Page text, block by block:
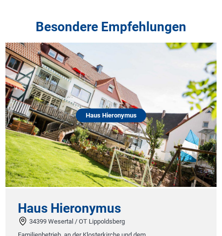
Besondere Empfehlungen
Haus Hieronymus
Haus Hieronymus
34399 Wesertal / OT Lippoldsberg